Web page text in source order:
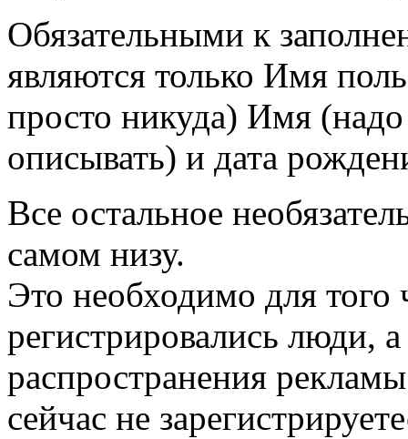
Обязательными к
являются только Имя
просто никуда) Имя (надо
описывать) и дата
Все остальное
самом низу.
Это необходимо для того
регистрировались люди,
распространения
сейчас не